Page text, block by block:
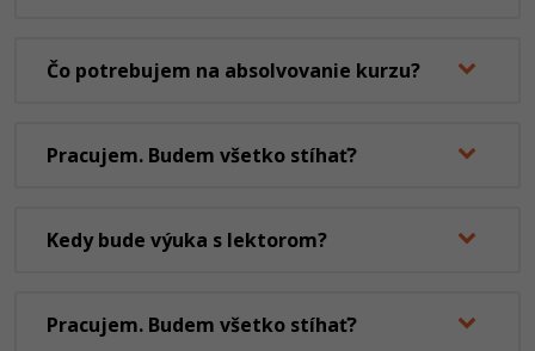
Čo potrebujem na absolvovanie kurzu?
Pracujem. Budem všetko stíhať?
Kedy bude výuka s lektorom?
Pracujem. Budem všetko stíhať?